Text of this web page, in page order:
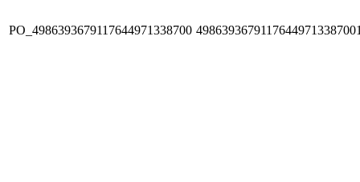
PO_4986393679117644971338700